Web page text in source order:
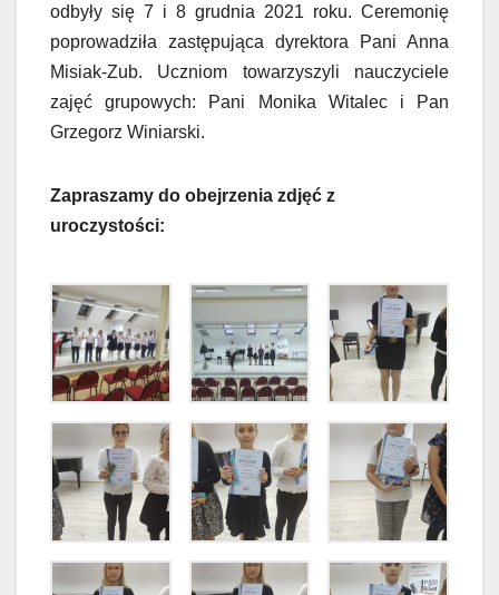
odbyły się 7 i 8 grudnia 2021 roku. Ceremonię
poprowadziła zastępująca dyrektora Pani Anna
Misiak-Zub. Uczniom towarzyszyli nauczyciele
zajęć grupowych: Pani Monika Witalec i Pan
Grzegorz Winiarski.
Zapraszamy do obejrzenia zdjęć z
uroczystości: